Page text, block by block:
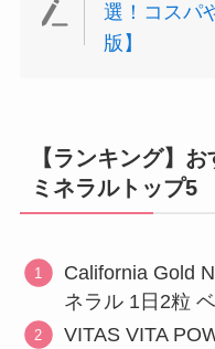
選！コスパ
版】
【ランキング】
ミネラルトップ5
California Gold
ネラル 1日2粒
VITAS VITA